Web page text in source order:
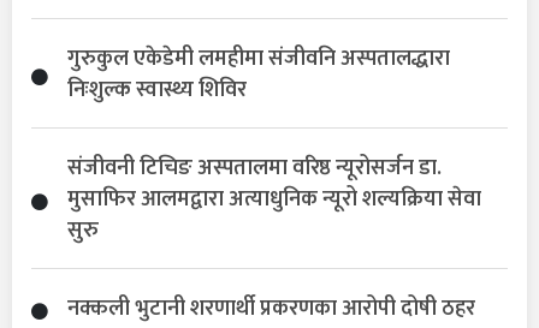
गुरुकुल एकेडेमी लमहीमा संजीवनि अस्पतालद्धारा
निःशुल्क स्वास्थ्य शिविर
संजीवनी टिचिङ अस्पतालमा वरिष्ठ न्यूरोसर्जन डा.
मुसाफिर आलमद्वारा अत्याधुनिक न्यूरो शल्यक्रिया सेवा
सुरु
नक्कली भुटानी शरणार्थी प्रकरणका आरोपी दोषी ठहर